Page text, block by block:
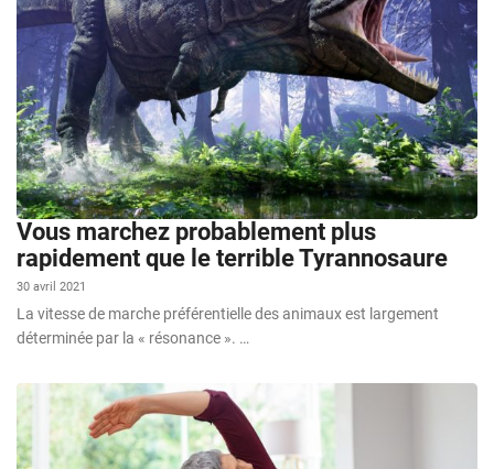
Vous marchez probablement plus
rapidement que le terrible Tyrannosaure
30 avril 2021
La vitesse de marche préférentielle des animaux est largement
déterminée par la « résonance ». …